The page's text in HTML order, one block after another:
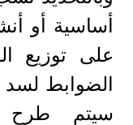
أساسية أو
على توزيع
الضوابط
سيتم طرح